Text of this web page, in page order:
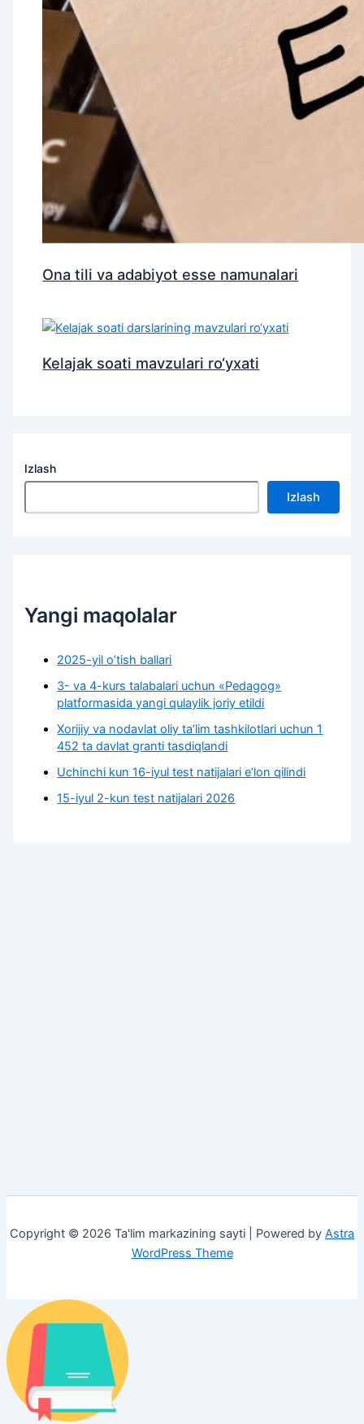
Ona tili va adabiyot esse namunalari
Kelajak soati mavzulari ro‘yxati
Izlash
Izlash
Yangi maqolalar
2025-yil o’tish ballari
3- va 4-kurs talabalari uchun «Pedagog»
platformasida yangi qulaylik joriy etildi
Xorijiy va nodavlat oliy taʼlim tashkilotlari uchun 1
452 ta davlat granti tasdiqlandi
Uchinchi kun 16-iyul test natijalari e’lon qilindi
15-iyul 2-kun test natijalari 2026
Copyright © 2026 Ta'lim markazining sayti | Powered by Astra
WordPress Theme